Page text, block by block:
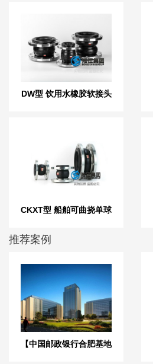
DW型 饮用水橡胶软接头
CKXT型 船舶可曲挠单球
推荐案例
【中国邮政银行合肥基地